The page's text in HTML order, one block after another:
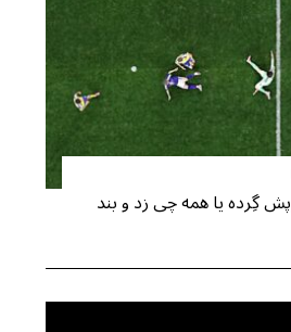
گِرده یا همه چی زد و بند